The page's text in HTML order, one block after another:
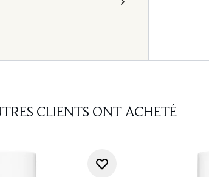
CLIENTS ONT ACHETÉ